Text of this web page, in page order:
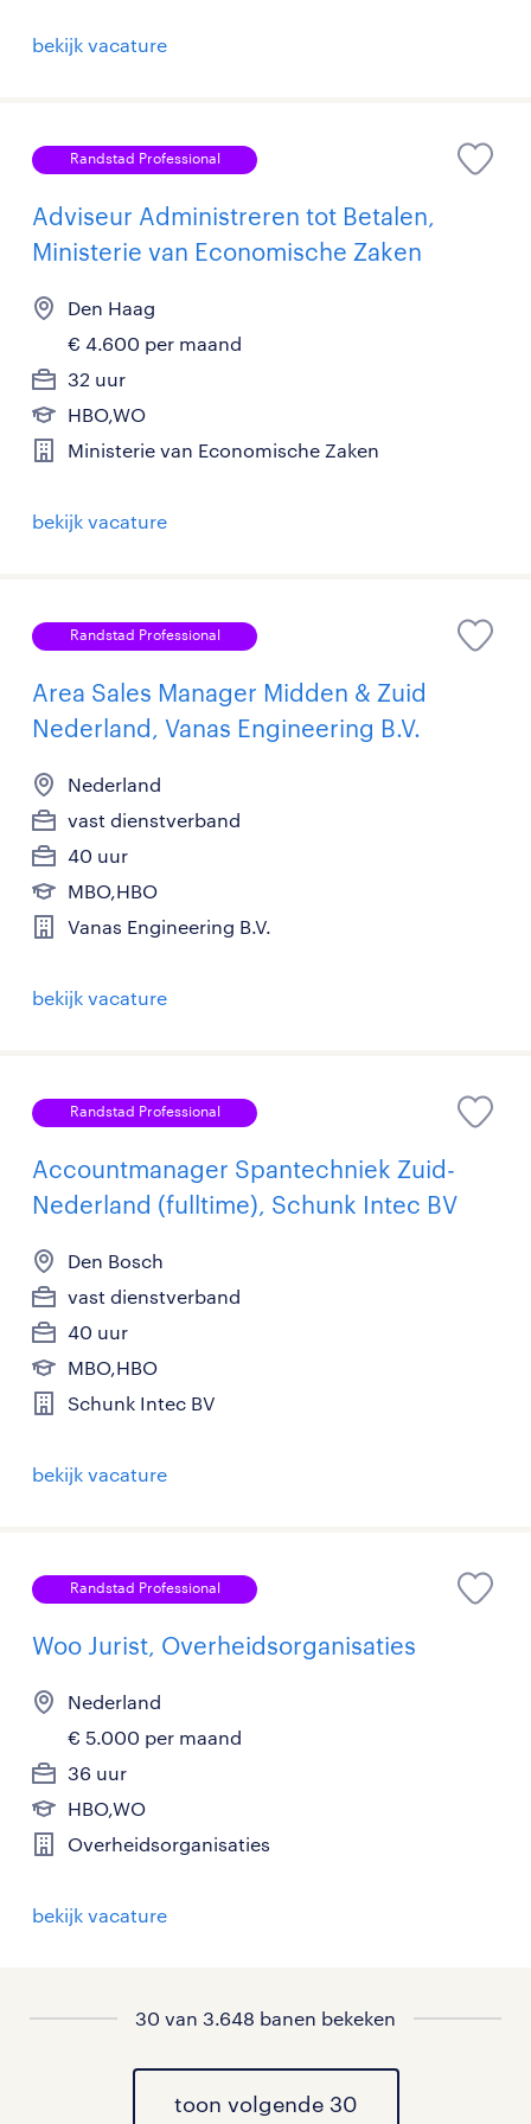
bekijk vacature
Randstad Professional
Adviseur Administreren tot Betalen,
Ministerie van Economische Zaken
Den Haag
€ 4.600 per maand
32 uur
HBO,WO
Ministerie van Economische Zaken
bekijk vacature
Randstad Professional
Area Sales Manager Midden & Zuid
Nederland, Vanas Engineering B.V.
Nederland
vast dienstverband
40 uur
MBO,HBO
Vanas Engineering B.V.
bekijk vacature
Randstad Professional
Accountmanager Spantechniek Zuid-
Nederland (fulltime), Schunk Intec BV
Den Bosch
vast dienstverband
40 uur
MBO,HBO
Schunk Intec BV
bekijk vacature
Randstad Professional
Woo Jurist, Overheidsorganisaties
Nederland
€ 5.000 per maand
36 uur
HBO,WO
Overheidsorganisaties
bekijk vacature
30 van 3.648 banen bekeken
toon volgende 30